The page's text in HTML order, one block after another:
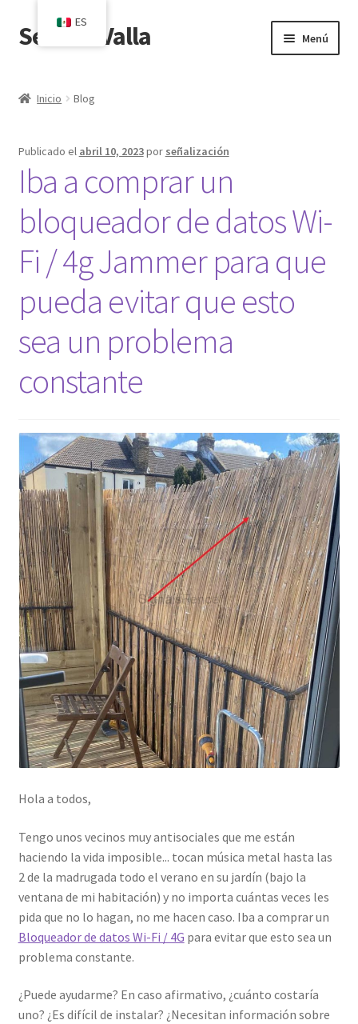
Saltar
a
Ir
al
SeñalesValla Menú
Póngase en contacto con
Inicio Blog
Publicado el abril 10, 2023por señalización
Iba a comprar un
bloqueador de datos Wi-
Fi / 4g Jammer para que
pueda evitar que esto
sea un problema
constante
Hola a todos,
Tengo unos vecinos muy antisociales que me están
haciendo la vida imposible... tocan música metal hasta las
2 de la madrugada todo el verano en su jardín (bajo la
ventana de mi habitación) y no importa cuántas veces les
pida que no lo hagan, no me hacen caso. Iba a comprar un
Bloqueador de datos Wi-Fi / 4G para evitar que esto sea un
problema constante.
¿Puede ayudarme? En caso afirmativo, ¿cuánto costaría
uno? ¿Es difícil de instalar? ¿Necesitan información sobre
ES